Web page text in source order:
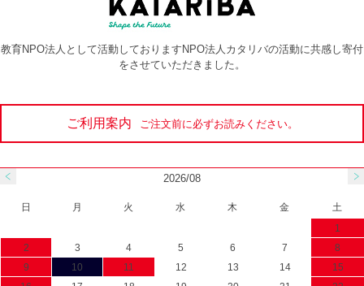
教育NPO法人として活動しておりますNPO法人カタリバの活動に共感し寄付
をさせていただきました。
ご利用案内 ご注文前に必ずお読みください。
2026/08
日 月 火 水 木 金
土
1
2
3 4 5 6 7
8
9
10 11 12 13 14
15